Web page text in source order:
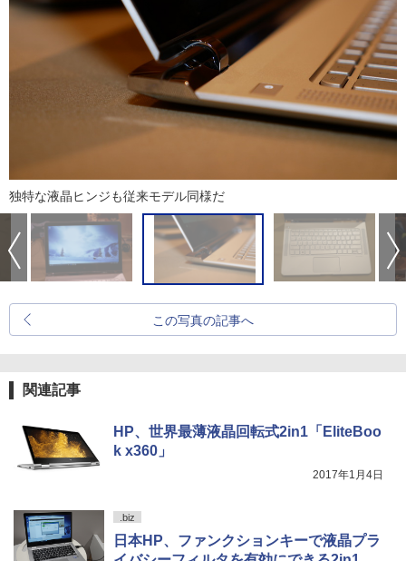
独特な液晶ヒンジも従来モデル同様だ
この写真の記事へ
関連記事
HP、世界最薄液晶回転式2in1「EliteBoo
k x360」
2017年1月4日
.biz
日本HP、ファンクションキーで液晶プラ